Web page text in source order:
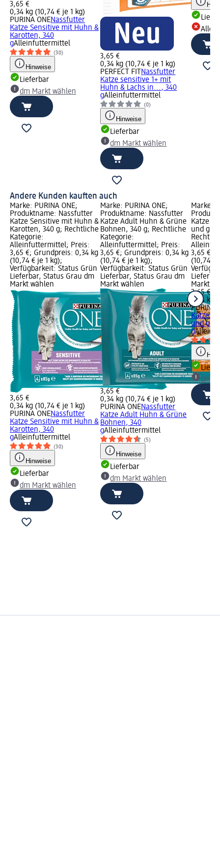
3,65 €
0,34 kg (10,74 € je 1 kg)
PURINA ONENassfutter
Katze Sensitive mit Huhn &
Karotten, 340
gAlleinfuttermittel
(30)
Hinweise
Lieferbar
dm Markt wählen
3,65 €
0,34 kg (10,74 € je 1 kg)
PERFECT FIT Nassfutter
Katze sensitive 1+ mit
Huhn & Lachs in..., 340
gAlleinfuttermittel
(0)
Hinweise
Lieferbar
dm Markt wählen
Alle
Andere Kunden kauften auch
Marke: PURINA ONE;
Produktname: Nassfutter
Katze Sensitive mit Huhn &
Karotten, 340 g; Rechtliche
Kategorie:
Alleinfuttermittel; Preis:
3,65 €; Grundpreis: 0,34 kg
(10,74 € je 1 kg);
Verfügbarkeit: Status Grün
Lieferbar, Status Grau dm
Markt wählen
3,65 €
0,34 kg (10,74 € je 1 kg)
PURINA ONENassfutter
Katze Sensitive mit Huhn &
Karotten, 340
gAlleinfuttermittel
(30)
Hinweise
Lieferbar
dm Markt wählen
Marke: PURINA ONE;
Produktname: Nassfutter
Katze Adult Huhn & Grüne
Bohnen, 340 g; Rechtliche
Kategorie:
Alleinfuttermittel; Preis:
3,65 €; Grundpreis: 0,34 kg
(10,74 € je 1 kg);
Verfügbarkeit: Status Grün
Lieferbar, Status Grau dm
Markt wählen
3,65 €
0,34 kg (10,74 € je 1 kg)
PURINA ONENassfutter
Katze Adult Huhn & Grüne
Bohnen, 340
gAlleinfuttermittel
(5)
Hinweise
Lieferbar
dm Markt wählen
Marke:
Katze
und
3,65 €;
(10,74 €
Markt
3,65 €
0,34 kg
PURINA
Katze
und
g
dm